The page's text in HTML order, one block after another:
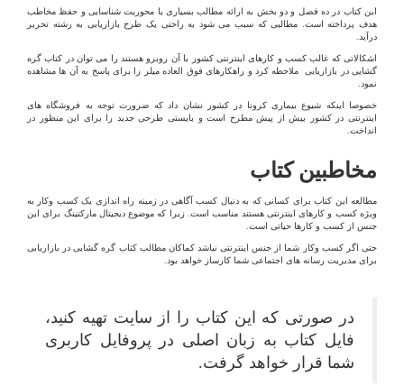
این کتاب در ده فصل و دو بخش به ارائه مطالب بسیاری با محوریت شناسایی و حفظ مخاطب
هدف پرداخته است. مطالبی که سبب می شود به راحتی یک طرح بازاریابی به رشته تحریر
درآید.
اشکالاتی که غالب کسب و کارهای اینترنتی کشور با آن روبرو هستند را می توان در کتاب گره
گشایی در بازاریابی ملاحظه کرد و راهکارهای فوق العاده میلر را برای پاسخ به آن ها مشاهده
نمود.
خصوصا اینکه شیوع بیماری کرونا در کشور نشان داد که ضرورت توجه به فروشگاه های
اینترنتی در کشور بیش از پیش مطرح است و بایستی طرحی جدید را برای این منظور در
انداخت.
مخاطبین کتاب
مطالعه این کتاب برای کسانی که به دنبال کسب آگاهی در زمینه راه اندازی یک کسب وکار به
ویژه کسب و کارهای اینترنتی هستند مناسب است. زیرا که موضوع دیجیتال مارکتینگ برای این
جنس از کسب و کارها حیاتی است.
حتی اگر کسب وکار شما از جنس اینترنتی نباشد کماکان مطالب کتاب گره گشایی در بازاریابی
برای مدیریت رسانه های اجتماعی شما کارساز خواهد بود.
در صورتی که این کتاب را از سایت تهیه کنید،
فایل کتاب به زبان اصلی در پروفایل کاربری
شما قرار خواهد گرفت.